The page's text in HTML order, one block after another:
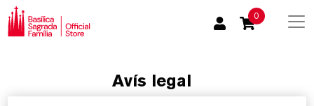
0
Avís legal